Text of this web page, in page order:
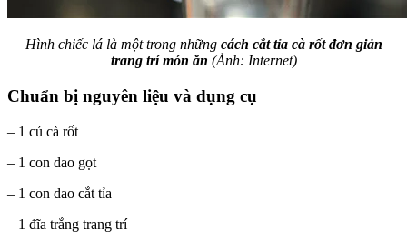
Hình chiếc lá là một trong những cách cắt tỉa cà rốt đơn giản
trang trí món ăn (Ảnh: Internet)
Chuẩn bị nguyên liệu và dụng cụ
– 1 củ cà rốt
– 1 con dao gọt
– 1 con dao cắt tỉa
– 1 đĩa trắng trang trí